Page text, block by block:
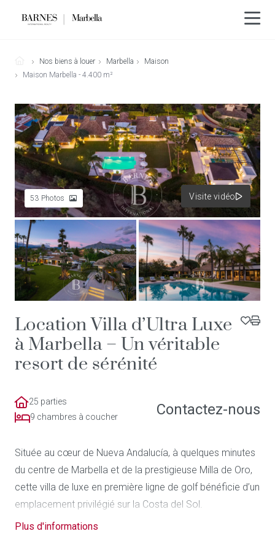
Nos biens à louer Marbella
Maison
Maison Marbella - 4.400 m²
53 Photos Visite vidéo
Location Villa d’Ultra Luxe
à Marbella – Un véritable
resort de sérénité
25 parties
9 chambres à coucher
Contactez-nous
Située au cœur de Nueva Andalucía, à quelques minutes
du centre de Marbella et de la prestigieuse Milla de Oro,
cette villa de luxe en première ligne de golf bénéficie d’un
emplacement privilégié sur la Costa del Sol.
Plus d'informations